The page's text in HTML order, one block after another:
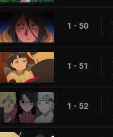
1 - 50
1 - 51
1 - 52